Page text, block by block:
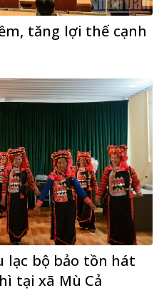
tăng lợi thế cạnh
lạc bộ bảo tồn hát
tại xã Mù Cả